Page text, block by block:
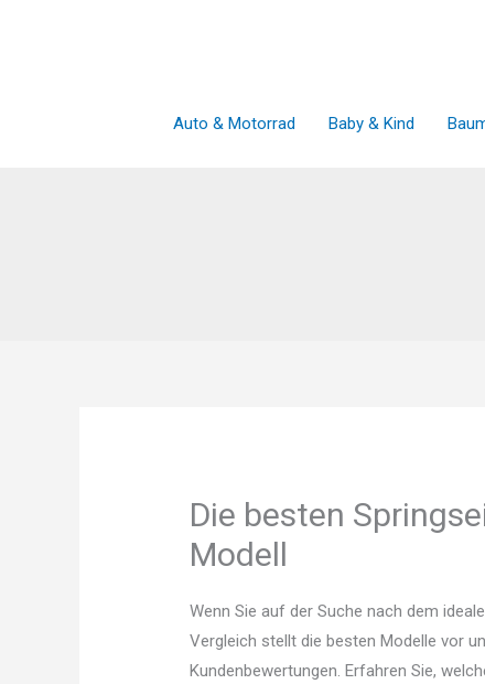
Auto & Motorrad Baby & Kind
Die besten
Modell
Wenn Sie auf der Suche nach dem
Vergleich stellt die besten Modelle vor
Kundenbewertungen. Erfahren Sie,